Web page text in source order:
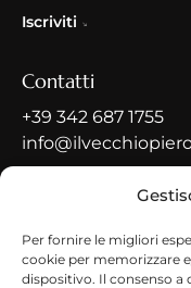
Per fornire le migliori
cookie per memorizzare
dispositivo. Il consenso
Iscriviti
Contatti
+39 342 687 1755
Indirizzo
Via Roma, 15,